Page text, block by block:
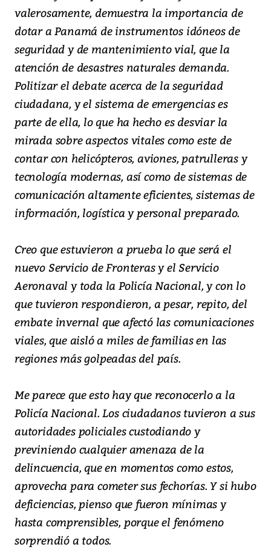
valerosamente, demuestra la importancia de
dotar a Panamá de instrumentos idóneos de
seguridad y de mantenimiento vial, que la
atención de desastres naturales demanda.
Politizar el debate acerca de la seguridad
ciudadana, y el sistema de emergencias es
parte de ella, lo que ha hecho es desviar la
mirada sobre aspectos vitales como este de
contar con helicópteros, aviones, patrulleras y
tecnología modernas, así como de sistemas de
comunicación altamente eficientes, sistemas de
información, logística y personal preparado.
Creo que estuvieron a prueba lo que será el
nuevo Servicio de Fronteras y el Servicio
Aeronaval y toda la Policía Nacional, y con lo
que tuvieron respondieron, a pesar, repito, del
embate invernal que afectó las comunicaciones
viales, que aisló a miles de familias en las
regiones más golpeadas del país.
Me parece que esto hay que reconocerlo a la
Policía Nacional. Los ciudadanos tuvieron a sus
autoridades policiales custodiando y
previniendo cualquier amenaza de la
delincuencia, que en momentos como estos,
aprovecha para cometer sus fechorías. Y si hubo
deficiencias, pienso que fueron mínimas y
hasta comprensibles, porque el fenómeno
sorprendió a todos.